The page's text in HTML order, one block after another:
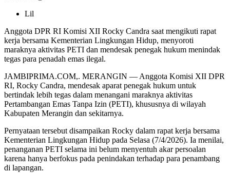
Lil
Anggota DPR RI Komisi XII Rocky Candra saat mengikuti rapat
kerja bersama Kementerian Lingkungan Hidup, menyoroti
maraknya aktivitas PETI dan mendesak penegak hukum menindak
tegas para penadah emas ilegal.
JAMBIPRIMA.COM,. MERANGIN — Anggota Komisi XII DPR
RI, Rocky Candra, mendesak aparat penegak hukum untuk
bertindak lebih tegas dalam menangani maraknya aktivitas
Pertambangan Emas Tanpa Izin (PETI), khususnya di wilayah
Kabupaten Merangin dan sekitarnya.
Pernyataan tersebut disampaikan Rocky dalam rapat kerja bersama
Kementerian Lingkungan Hidup pada Selasa (7/4/2026). Ia menilai,
penanganan PETI selama ini belum menyentuh akar persoalan
karena hanya berfokus pada penindakan terhadap para penambang
di lapangan.